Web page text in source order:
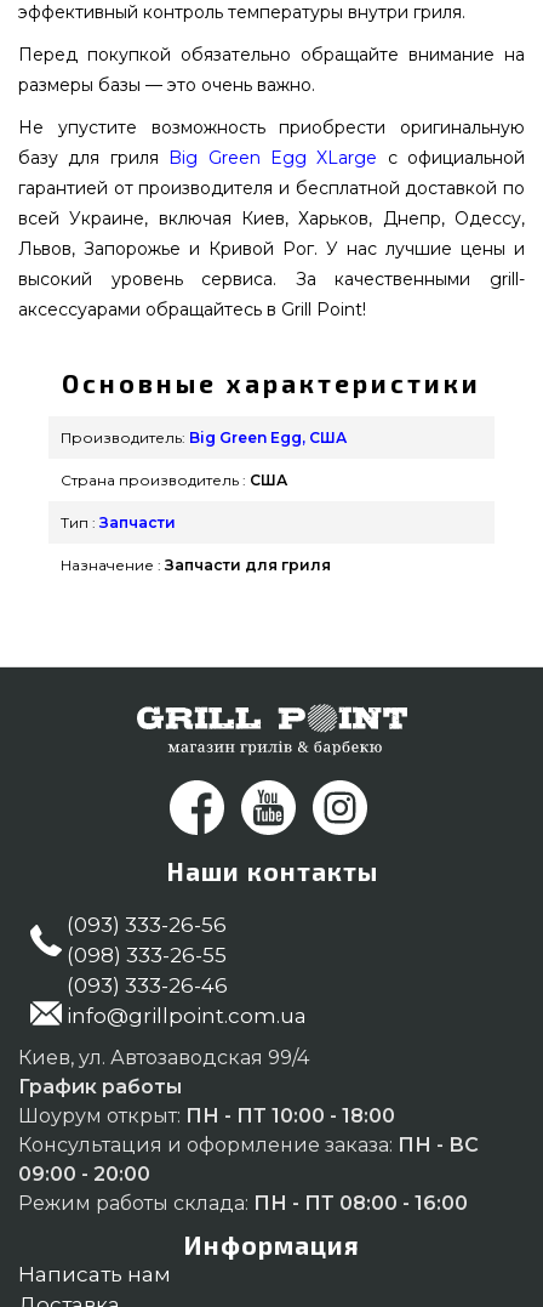
эффективный контроль температуры внутри гриля.
Перед покупкой обязательно обращайте внимание на
размеры базы — это очень важно.
Не упустите возможность приобрести оригинальную
базу для гриля Big Green Egg XLarge с официальной
гарантией от производителя и бесплатной доставкой по
всей Украине, включая Киев, Харьков, Днепр, Одессу,
Львов, Запорожье и Кривой Рог. У нас лучшие цены и
высокий уровень сервиса. За качественными grill-
аксессуарами обращайтесь в Grill Point!
Основные характеристики
Производитель: Big Green Egg, США
Страна производитель : США
Тип : Запчасти
Назначение : Запчасти для гриля
Наши контакты
(093) 333-26-56
(098) 333-26-55
(093) 333-26-46
info@grillpoint.com.ua
Киев, ул. Автозаводская 99/4
График работы
Шоурум открыт: ПН - ПТ 10:00 - 18:00
Консультация и оформление заказа: ПН - ВС
09:00 - 20:00
Режим работы склада: ПН - ПТ 08:00 - 16:00
Информация
Написать нам